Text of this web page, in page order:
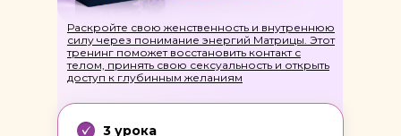
Раскройте свою женственность и внутреннюю
силу через понимание энергий Матрицы. Этот
тренинг поможет восстановить контакт с
телом, принять свою сексуальность и открыть
доступ к глубинным желаниям
3 урока